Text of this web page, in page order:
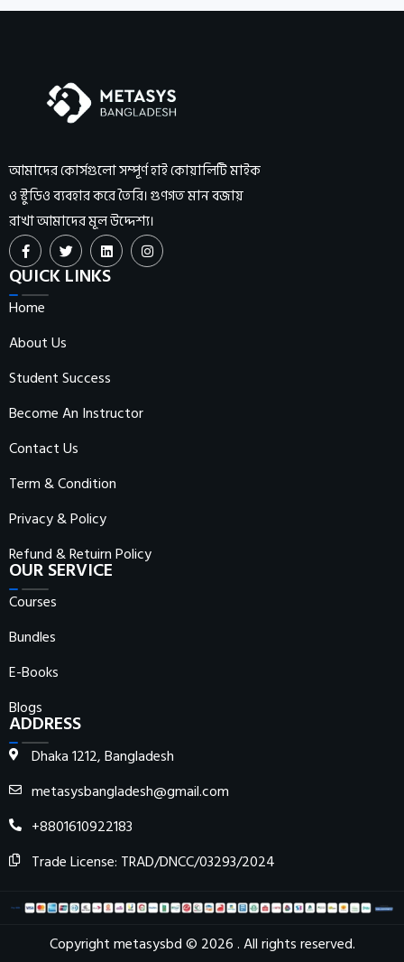
আমাদের কোর্সগুলো সম্পূর্ণ হাই কোয়ালিটি মাইক
ও স্টুডিও ব্যবহার করে তৈরি। গুণগত মান বজায়
রাখা আমাদের মূল উদ্দেশ্য।
QUICK LINKS
Home
About Us
Student Success
Become An Instructor
Contact Us
Term & Condition
Privacy & Policy
Refund & Retuirn Policy
OUR SERVICE
Courses
Bundles
E-Books
Blogs
ADDRESS
Dhaka 1212, Bangladesh
metasysbangladesh@gmail.com
+8801610922183
Trade License: TRAD/DNCC/03293/2024
Copyright metasysbd © 2026 . All rights reserved.